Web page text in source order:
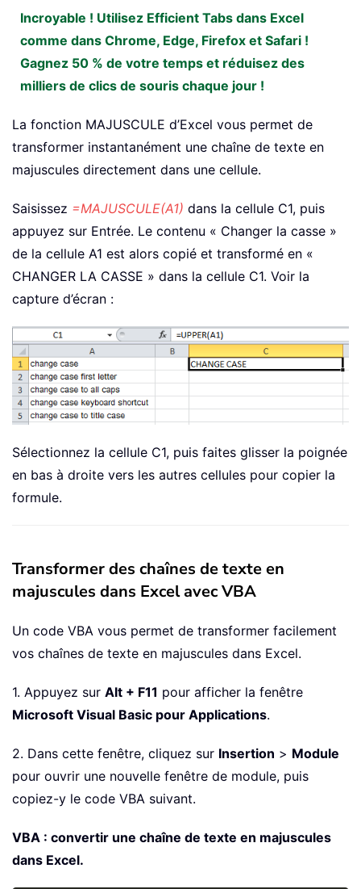
Incroyable ! Utilisez Efficient Tabs dans Excel
comme dans Chrome, Edge, Firefox et Safari !
Gagnez 50 % de votre temps et réduisez des
milliers de clics de souris chaque jour !
La fonction MAJUSCULE d’Excel vous permet de
transformer instantanément une chaîne de texte en
majuscules directement dans une cellule.
Saisissez =MAJUSCULE(A1) dans la cellule C1, puis
appuyez sur Entrée. Le contenu « Changer la casse »
de la cellule A1 est alors copié et transformé en «
CHANGER LA CASSE » dans la cellule C1. Voir la
capture d’écran :
Sélectionnez la cellule C1, puis faites glisser la poignée
en bas à droite vers les autres cellules pour copier la
formule.
Transformer des chaînes de texte en
majuscules dans Excel avec VBA
Un code VBA vous permet de transformer facilement
vos chaînes de texte en majuscules dans Excel.
1. Appuyez sur Alt + F11 pour afficher la fenêtre
Microsoft Visual Basic pour Applications.
2. Dans cette fenêtre, cliquez sur Insertion > Module
pour ouvrir une nouvelle fenêtre de module, puis
copiez-y le code VBA suivant.
VBA : convertir une chaîne de texte en majuscules
dans Excel.